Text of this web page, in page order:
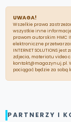
UWAGA!
Wszelkie prawa
wszystkie inne
prawom autorskim HMC
elektroniczne
INTERNET SOLUTIONS
zdjecia, materiatu video
kontakt@magazynuj.pl.
pociągać będzie za sobą
PARTNERZY I